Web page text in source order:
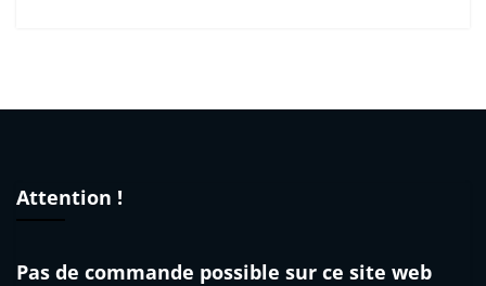
Attention !
Pas de commande possible sur ce site web